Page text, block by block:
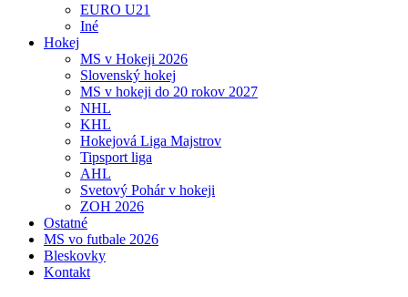
EURO U21
Iné
Hokej
MS v Hokeji 2026
Slovenský hokej
MS v hokeji do 20 rokov 2027
NHL
KHL
Hokejová Liga Majstrov
Tipsport liga
AHL
Svetový Pohár v hokeji
ZOH 2026
Ostatné
MS vo futbale 2026
Bleskovky
Kontakt